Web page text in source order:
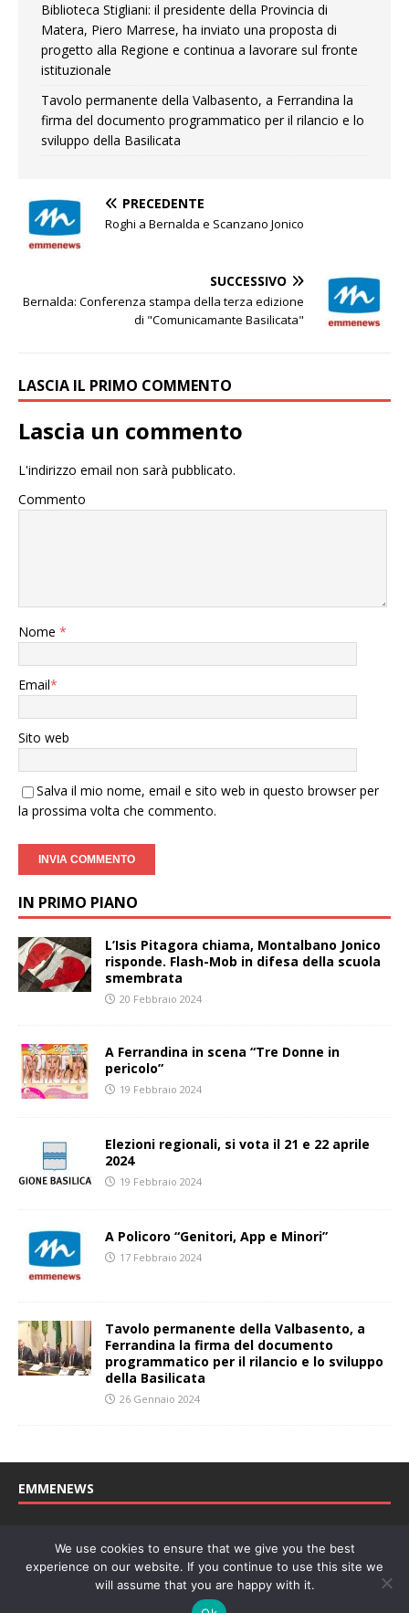
Biblioteca Stigliani: il presidente della Provincia di
Matera, Piero Marrese, ha inviato una proposta di
progetto alla Regione e continua a lavorare sul fronte
istituzionale
Tavolo permanente della Valbasento, a Ferrandina la
firma del documento programmatico per il rilancio e lo
sviluppo della Basilicata
PRECEDENTE
Roghi a Bernalda e Scanzano Jonico
SUCCESSIVO
Bernalda: Conferenza stampa della terza edizione
di "Comunicamante Basilicata"
LASCIA IL PRIMO COMMENTO
Lascia un commento
L'indirizzo email non sarà pubblicato.
Commento
Nome *
Email*
Sito web
Salva il mio nome, email e sito web in questo browser per
la prossima volta che commento.
IN PRIMO PIANO
L’Isis Pitagora chiama, Montalbano Jonico
risponde. Flash-Mob in difesa della scuola
smembrata
20 Febbraio 2024
A Ferrandina in scena “Tre Donne in
pericolo”
19 Febbraio 2024
Elezioni regionali, si vota il 21 e 22 aprile
2024
19 Febbraio 2024
A Policoro “Genitori, App e Minori”
17 Febbraio 2024
Tavolo permanente della Valbasento, a
Ferrandina la firma del documento
programmatico per il rilancio e lo sviluppo
della Basilicata
26 Gennaio 2024
EMMENEWS
27/04/2011. Direttore Responsabile: Concetta Monzo, Editore: Deah
soc. coop. P. Iva: 01219430772
, un marchio di
We use cookies to ensure that we give you the best
experience on our website. If you continue to use this site we
will assume that you are happy with it.